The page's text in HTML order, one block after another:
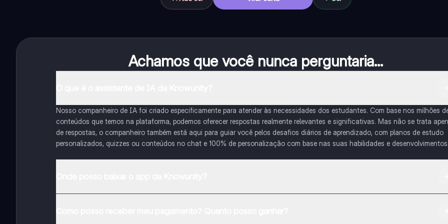
Achamos que você nunca perguntaria...
Nosso companheiro de IA foi criado especificamente para atender às necessidades dos estudantes. Com base nos milhões
conteúdos que temos na plataforma, podemos oferecer respostas realmente relevantes e significativas. Mas não se trata
de respostas, o companheiro também está aqui para guiar você pelos desafios diários de aprendizado, com planos de estudo
personalizados, quizzes ou conteúdos no chat e 100% de personalização com base nas suas habilidades e desenvolvimentos.